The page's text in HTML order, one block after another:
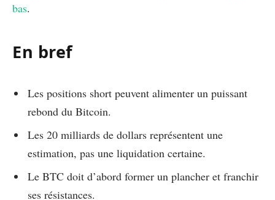
bas.
En bref
Les positions short peuvent alimenter un puissant
rebond du Bitcoin.
Les 20 milliards de dollars représentent une
estimation, pas une liquidation certaine.
Le BTC doit d’abord former un plancher et franchir
ses résistances.